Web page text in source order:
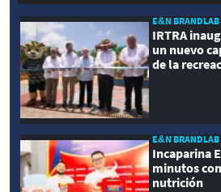
E&N BRANDLAB
IRTRA
un nuevo
de la
E&N BRANDLAB
Incaparina
minutos
nutrición